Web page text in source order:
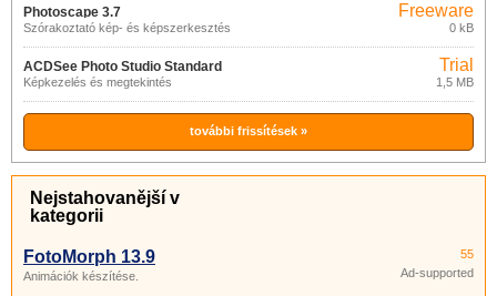
Photoscape 3.7
Szórakoztató kép- és képszerkesztés
Freeware
0 kB
ACDSee Photo Studio Standard
2021
Képkezelés és megtekintés
Trial
1,5 MB
további frissítések »
Nejstahovanější v
kategorii
FotoMorph 13.9
Animációk készítése.
55
Ad-supported